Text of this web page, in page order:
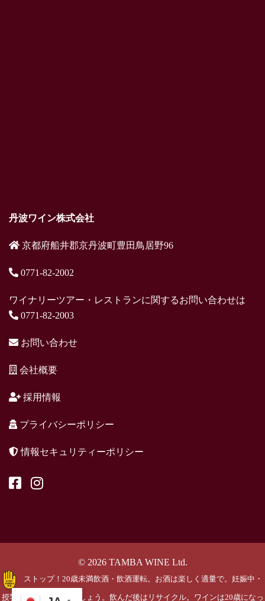
丹波ワイン株式会社
京都府船井郡京丹波町豊田鳥居野96
0771-82-2002
ワイナリーツアー・レストランに関するお問い合わせは
0771-82-2003
お問い合わせ
会社概要
採用情報
プライバシーポリシー
情報セキュリティーポリシー
© 2026 TAMBA WINE Ltd.
ストップ！20歳未満飲酒・飲酒運転。お酒は楽しく適量で。妊娠中・
授乳期の飲酒はやめましょう。飲んだ後はリサイクル。ワインは20歳になっ